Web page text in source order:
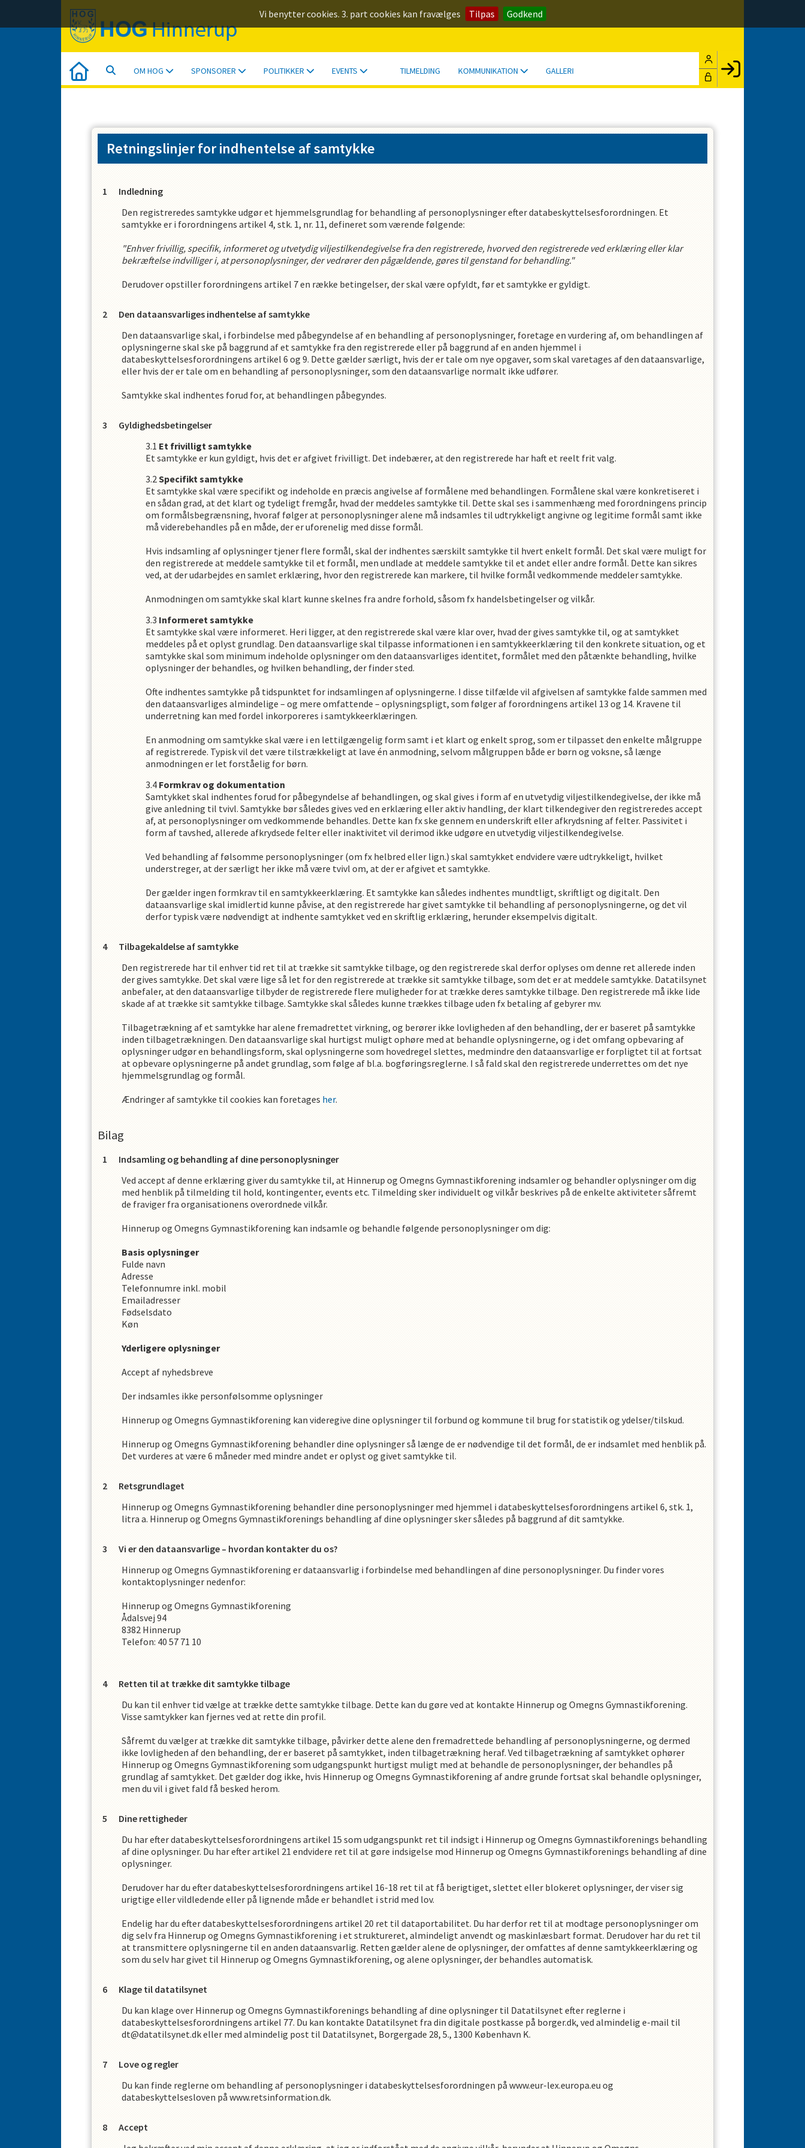
Vi benytter cookies. 3. part cookies kan fravælges Tilpas Godkend
OM HOG SPONSORER POLITIKKER EVENTS TILMELDING KOMMUNIKATION GALLERI
Retningslinjer for indhentelse af samtykke
Indledning
Den registreredes samtykke udgør et hjemmelsgrundlag for behandling af personoplysninger efter databeskyttelsesforordningen. Et
samtykke er i forordningens artikel 4, stk. 1, nr. 11, defineret som værende følgende:
"Enhver frivillig, specifik, informeret og utvetydig viljestilkendegivelse fra den registrerede, hvorved den registrerede ved erklæring eller klar
bekræftelse indvilliger i, at personoplysninger, der vedrører den pågældende, gøres til genstand for behandling."
Derudover opstiller forordningens artikel 7 en række betingelser, der skal være opfyldt, før et samtykke er gyldigt.
Den dataansvarliges indhentelse af samtykke
Den dataansvarlige skal, i forbindelse med påbegyndelse af en behandling af personoplysninger, foretage en vurdering af, om behandlingen af
oplysningerne skal ske på baggrund af et samtykke fra den registrerede eller på baggrund af en anden hjemmel i
databeskyttelsesforordningens artikel 6 og 9. Dette gælder særligt, hvis der er tale om nye opgaver, som skal varetages af den dataansvarlige,
eller hvis der er tale om en behandling af personoplysninger, som den dataansvarlige normalt ikke udfører.
Samtykke skal indhentes forud for, at behandlingen påbegyndes.
Gyldighedsbetingelser
Et frivilligt samtykke
Et samtykke er kun gyldigt, hvis det er afgivet frivilligt. Det indebærer, at den registrerede har haft et reelt frit valg.
Specifikt samtykke
Et samtykke skal være specifikt og indeholde en præcis angivelse af formålene med behandlingen. Formålene skal være konkretiseret i
en sådan grad, at det klart og tydeligt fremgår, hvad der meddeles samtykke til. Dette skal ses i sammenhæng med forordningens princip
om formålsbegrænsning, hvoraf følger at personoplysninger alene må indsamles til udtrykkeligt angivne og legitime formål samt ikke
må viderebehandles på en måde, der er uforenelig med disse formål.
Hvis indsamling af oplysninger tjener flere formål, skal der indhentes særskilt samtykke til hvert enkelt formål. Det skal være muligt for
den registrerede at meddele samtykke til et formål, men undlade at meddele samtykke til et andet eller andre formål. Dette kan sikres
ved, at der udarbejdes en samlet erklæring, hvor den registrerede kan markere, til hvilke formål vedkommende meddeler samtykke.
Anmodningen om samtykke skal klart kunne skelnes fra andre forhold, såsom fx handelsbetingelser og vilkår.
Informeret samtykke
Et samtykke skal være informeret. Heri ligger, at den registrerede skal være klar over, hvad der gives samtykke til, og at samtykket
meddeles på et oplyst grundlag. Den dataansvarlige skal tilpasse informationen i en samtykkeerklæring til den konkrete situation, og et
samtykke skal som minimum indeholde oplysninger om den dataansvarliges identitet, formålet med den påtænkte behandling, hvilke
oplysninger der behandles, og hvilken behandling, der finder sted.
Ofte indhentes samtykke på tidspunktet for indsamlingen af oplysningerne. I disse tilfælde vil afgivelsen af samtykke falde sammen med
den dataansvarliges almindelige – og mere omfattende – oplysningspligt, som følger af forordningens artikel 13 og 14. Kravene til
underretning kan med fordel inkorporeres i samtykkeerklæringen.
En anmodning om samtykke skal være i en lettilgængelig form samt i et klart og enkelt sprog, som er tilpasset den enkelte målgruppe
af registrerede. Typisk vil det være tilstrækkeligt at lave én anmodning, selvom målgruppen både er børn og voksne, så længe
anmodningen er let forståelig for børn.
Formkrav og dokumentation
Samtykket skal indhentes forud for påbegyndelse af behandlingen, og skal gives i form af en utvetydig viljestilkendegivelse, der ikke må
give anledning til tvivl. Samtykke bør således gives ved en erklæring eller aktiv handling, der klart tilkendegiver den registreredes accept
af, at personoplysninger om vedkommende behandles. Dette kan fx ske gennem en underskrift eller afkrydsning af felter. Passivitet i
form af tavshed, allerede afkrydsede felter eller inaktivitet vil derimod ikke udgøre en utvetydig viljestilkendegivelse.
Ved behandling af følsomme personoplysninger (om fx helbred eller lign.) skal samtykket endvidere være udtrykkeligt, hvilket
understreger, at der særligt her ikke må være tvivl om, at der er afgivet et samtykke.
Der gælder ingen formkrav til en samtykkeerklæring. Et samtykke kan således indhentes mundtligt, skriftligt og digitalt. Den
dataansvarlige skal imidlertid kunne påvise, at den registrerede har givet samtykke til behandling af personoplysningerne, og det vil
derfor typisk være nødvendigt at indhente samtykket ved en skriftlig erklæring, herunder eksempelvis digitalt.
Tilbagekaldelse af samtykke
Den registrerede har til enhver tid ret til at trække sit samtykke tilbage, og den registrerede skal derfor oplyses om denne ret allerede inden
der gives samtykke. Det skal være lige så let for den registrerede at trække sit samtykke tilbage, som det er at meddele samtykke. Datatilsynet
anbefaler, at den dataansvarlige tilbyder de registrerede flere muligheder for at trække deres samtykke tilbage. Den registrerede må ikke lide
skade af at trække sit samtykke tilbage. Samtykke skal således kunne trækkes tilbage uden fx betaling af gebyrer mv.
Tilbagetrækning af et samtykke har alene fremadrettet virkning, og berører ikke lovligheden af den behandling, der er baseret på samtykke
inden tilbagetrækningen. Den dataansvarlige skal hurtigst muligt ophøre med at behandle oplysningerne, og i det omfang opbevaring af
oplysninger udgør en behandlingsform, skal oplysningerne som hovedregel slettes, medmindre den dataansvarlige er forpligtet til at fortsat
at opbevare oplysningerne på andet grundlag, som følge af bl.a. bogføringsreglerne. I så fald skal den registrerede underrettes om det nye
hjemmelsgrundlag og formål.
Ændringer af samtykke til cookies kan foretages her.
Bilag
Indsamling og behandling af dine personoplysninger
Ved accept af denne erklæring giver du samtykke til, at Hinnerup og Omegns Gymnastikforening indsamler og behandler oplysninger om dig
med henblik på tilmelding til hold, kontingenter, events etc. Tilmelding sker individuelt og vilkår beskrives på de enkelte aktiviteter såfremt
de fraviger fra organisationens overordnede vilkår.
Hinnerup og Omegns Gymnastikforening kan indsamle og behandle følgende personoplysninger om dig:
Basis oplysninger
Fulde navn
Adresse
Telefonnumre inkl. mobil
Emailadresser
Fødselsdato
Køn
Yderligere oplysninger
Accept af nyhedsbreve
Der indsamles ikke personfølsomme oplysninger
Hinnerup og Omegns Gymnastikforening kan videregive dine oplysninger til forbund og kommune til brug for statistik og ydelser/tilskud.
Hinnerup og Omegns Gymnastikforening behandler dine oplysninger så længe de er nødvendige til det formål, de er indsamlet med henblik på.
Det vurderes at være 6 måneder med mindre andet er oplyst og givet samtykke til.
Retsgrundlaget
Hinnerup og Omegns Gymnastikforening behandler dine personoplysninger med hjemmel i databeskyttelsesforordningens artikel 6, stk. 1,
litra a. Hinnerup og Omegns Gymnastikforenings behandling af dine oplysninger sker således på baggrund af dit samtykke.
Vi er den dataansvarlige – hvordan kontakter du os?
Hinnerup og Omegns Gymnastikforening er dataansvarlig i forbindelse med behandlingen af dine personoplysninger. Du finder vores
kontaktoplysninger nedenfor:
Hinnerup og Omegns Gymnastikforening
Ådalsvej 94
8382 Hinnerup
Telefon: 40 57 71 10
Retten til at trække dit samtykke tilbage
Du kan til enhver tid vælge at trække dette samtykke tilbage. Dette kan du gøre ved at kontakte Hinnerup og Omegns Gymnastikforening.
Visse samtykker kan fjernes ved at rette din profil.
Såfremt du vælger at trække dit samtykke tilbage, påvirker dette alene den fremadrettede behandling af personoplysningerne, og dermed
ikke lovligheden af den behandling, der er baseret på samtykket, inden tilbagetrækning heraf. Ved tilbagetrækning af samtykket ophører
Hinnerup og Omegns Gymnastikforening som udgangspunkt hurtigst muligt med at behandle de personoplysninger, der behandles på
grundlag af samtykket. Det gælder dog ikke, hvis Hinnerup og Omegns Gymnastikforening af andre grunde fortsat skal behandle oplysninger,
men du vil i givet fald få besked herom.
Dine rettigheder
Du har efter databeskyttelsesforordningens artikel 15 som udgangspunkt ret til indsigt i Hinnerup og Omegns Gymnastikforenings behandling
af dine oplysninger. Du har efter artikel 21 endvidere ret til at gøre indsigelse mod Hinnerup og Omegns Gymnastikforenings behandling af dine
oplysninger.
Derudover har du efter databeskyttelsesforordningens artikel 16-18 ret til at få berigtiget, slettet eller blokeret oplysninger, der viser sig
urigtige eller vildledende eller på lignende måde er behandlet i strid med lov.
Endelig har du efter databeskyttelsesforordningens artikel 20 ret til dataportabilitet. Du har derfor ret til at modtage personoplysninger om
dig selv fra Hinnerup og Omegns Gymnastikforening i et struktureret, almindeligt anvendt og maskinlæsbart format. Derudover har du ret til
at transmittere oplysningerne til en anden dataansvarlig. Retten gælder alene de oplysninger, der omfattes af denne samtykkeerklæring og
som du selv har givet til Hinnerup og Omegns Gymnastikforening, og alene oplysninger, der behandles automatisk.
Klage til datatilsynet
Du kan klage over Hinnerup og Omegns Gymnastikforenings behandling af dine oplysninger til Datatilsynet efter reglerne i
databeskyttelsesforordningens artikel 77. Du kan kontakte Datatilsynet fra din digitale postkasse på borger.dk, ved almindelig e-mail til
dt@datatilsynet.dk eller med almindelig post til Datatilsynet, Borgergade 28, 5., 1300 København K.
Love og regler
Du kan finde reglerne om behandling af personoplysninger i databeskyttelsesforordningen på www.eur-lex.europa.eu og
databeskyttelsesloven på www.retsinformation.dk.
Accept